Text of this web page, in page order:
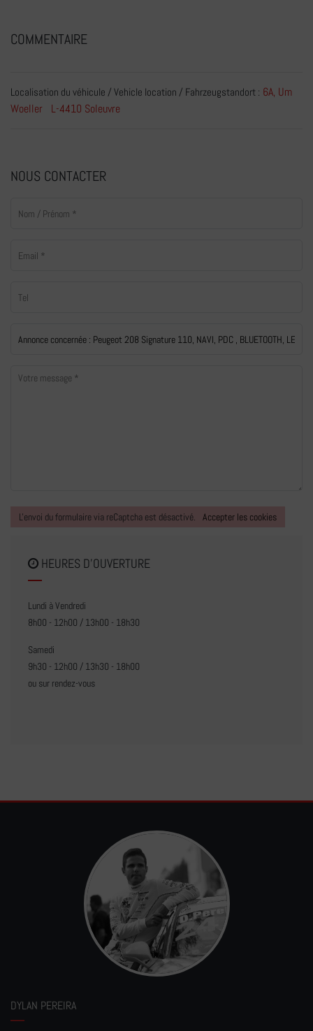
COMMENTAIRE
Localisation du véhicule / Vehicle location / Fahrzeugstandort : 6A, Um
Woeller L-4410 Soleuvre
NOUS CONTACTER
L'envoi du formulaire via reCaptcha est désactivé. Accepter les cookies
HEURES D'OUVERTURE
Lundi à Vendredi
8h00 - 12h00 / 13h00 - 18h30
Samedi
9h30 - 12h00 / 13h30 - 18h00
ou sur rendez-vous
DYLAN PEREIRA